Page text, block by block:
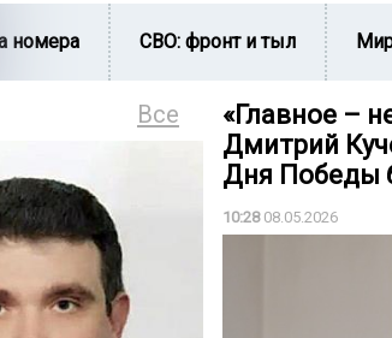
номера СВО: фронт и тыл
Все
«Главное –
Дмитрий
Дня Победы
10:2808.05.2026